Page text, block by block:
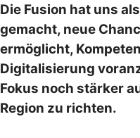
Die Fusion hat uns
gemacht, neue
ermöglicht,
Digitalisierung
Fokus noch stärker
Region zu richten.